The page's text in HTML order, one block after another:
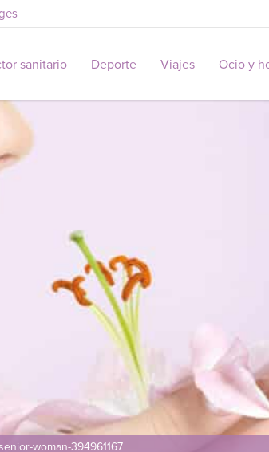
sanitario Deporte Viajes Ocio y
woman-394961167